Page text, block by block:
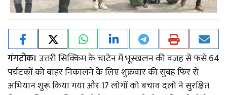
गंगटोक। उत्तरी सिक्किम के चाटेन में भूस्खलन की वजह से फंसे 64
पर्यटकों को बाहर निकालने के लिए शुक्रवार की सुबह फिर से
अभियान शुरू किया गया और 17 लोगों को बचाव दलों ने सुरक्षित